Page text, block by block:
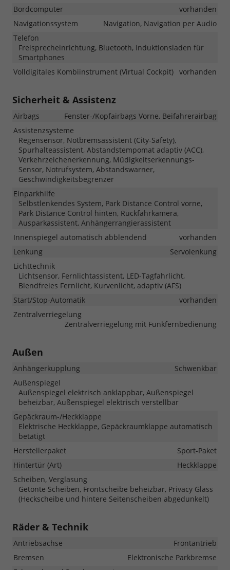
Bordcomputer
vorhanden
Navigationssystem
Navigation, Navigation per Audio
Telefon
Freisprecheinrichtung, Bluetooth, Induktionsladen für
Smartphones
Volldigitales Kombiinstrument (Virtual Cockpit) vorhanden
Sicherheit & Assistenz
Airbags
Fenster-/Kopfairbags Vorne, Beifahrerairbag
Assistenzsysteme
Regensensor, Notbremsassistent (City-Safety),
Spurhalteassistent, Abstandstempomat adaptiv (ACC),
Verkehrzeichenerkennung, Müdigkeitserkennungs-
Sensor, Notrufsystem, Abstandswarner,
Geschwindigkeitsbegrenzer
Einparkhilfe
Selbstlenkendes System, Park Distance Control vorne,
Park Distance Control hinten, Rückfahrkamera,
Ausparkassistent, Anhängerrangierassistent
Innenspiegel automatisch abblendend
vorhanden
Lenkung
Servolenkung
Lichttechnik
Lichtsensor, Fernlichtassistent, LED-Tagfahrlicht,
Blendfreies Fernlicht, Kurvenlicht, adaptiv (AFS)
Start/Stop-Automatik
vorhanden
Zentralverriegelung
Zentralverriegelung mit Funkfernbedienung
Außen
Anhängerkupplung
Schwenkbar
Außenspiegel
Außenspiegel elektrisch anklappbar, Außenspiegel
beheizbar, Außenspiegel elektrisch verstellbar
Gepäckraum-/Heckklappe
Elektrische Heckklappe, Gepäckraumklappe automatisch
betätigt
Herstellerpaket
Sport-Paket
Hintertür (Art)
Heckklappe
Scheiben, Verglasung
Getönte Scheiben, Frontscheibe beheizbar, Privacy Glass
(Heckscheibe und hintere Seitenscheiben abgedunkelt)
Räder & Technik
Antriebsachse
Frontantrieb
Bremsen
Elektronische Parkbremse